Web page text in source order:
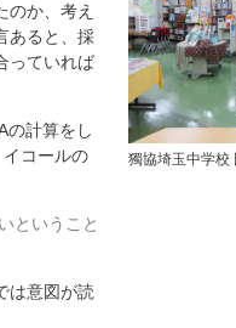
か、考え
あると、採
っていれば
の計算をし
コールの
ということ
は意図が読
獨協埼玉中学校